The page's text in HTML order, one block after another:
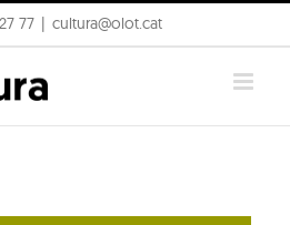
77 cultura@olot.cat